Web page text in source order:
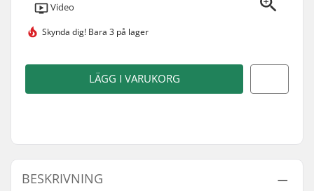
Video
Skynda dig! Bara 3 på lager
LÄGG I VARUKORG
BESKRIVNING